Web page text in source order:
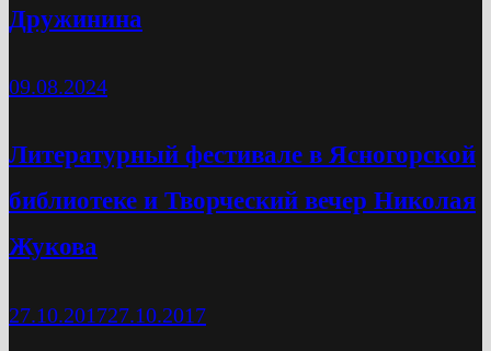
Дружинина
09.08.2024
Литературный фестивале в Ясногорской
библиотеке и Творческий вечер Николая
Жукова
27.10.201727.10.2017